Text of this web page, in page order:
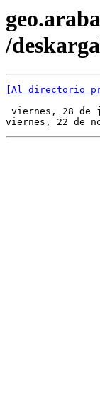
/
[Al directorio
viernes, 28
viernes, 22 de